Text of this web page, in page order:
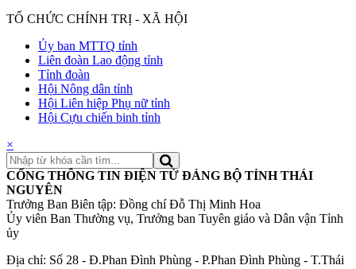
TỔ CHỨC CHÍNH TRỊ - XÃ HỘI
Ủy ban MTTQ tỉnh
Liên đoàn Lao động tỉnh
Tỉnh đoàn
Hội Nông dân tỉnh
Hội Liên hiệp Phụ nữ tỉnh
Hội Cựu chiến binh tỉnh
×
CỔNG THÔNG TIN ĐIỆN TỬ ĐẢNG BỘ TỈNH THÁI
NGUYÊN
Trưởng Ban Biên tập: Đồng chí Đỗ Thị Minh Hoa
Ủy viên Ban Thường vụ, Trưởng ban Tuyên giáo và Dân vận Tỉnh
ủy
Địa chỉ: Số 28 - Đ.Phan Đình Phùng - P.Phan Đình Phùng - T.Thái